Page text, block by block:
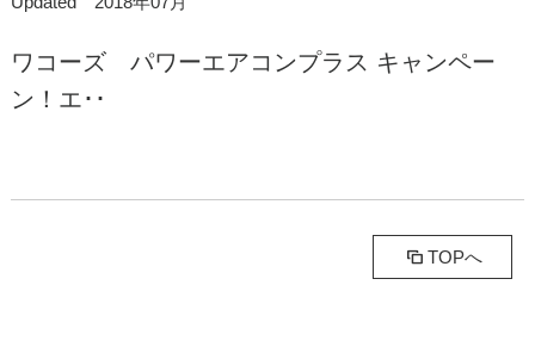
ワコーズ パワーエアコンプラス キャンペー
ン！エ･･
TOPへ